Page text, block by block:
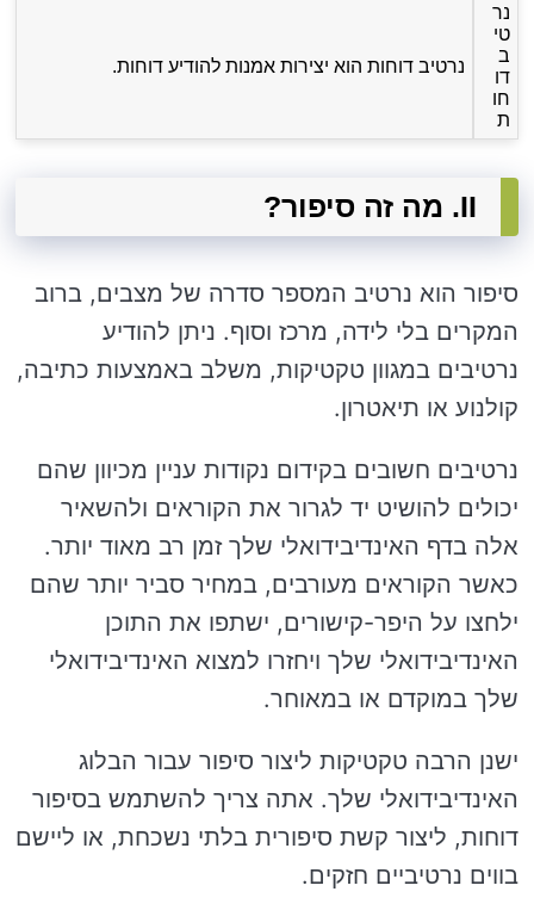
נר
טי
ב
דו
חו
ת
נרטיב דוחות הוא יצירות אמנות להודיע דוחות.
II. מה זה סיפור?
סיפור הוא נרטיב המספר סדרה של מצבים, ברוב
המקרים בלי לידה, מרכז וסוף. ניתן להודיע
נרטיבים במגוון טקטיקות, משלב באמצעות כתיבה,
קולנוע או תיאטרון.
נרטיבים חשובים בקידום נקודות עניין מכיוון שהם
יכולים להושיט יד לגרור את הקוראים ולהשאיר
אלה בדף האינדיבידואלי שלך זמן רב מאוד יותר.
כאשר הקוראים מעורבים, במחיר סביר יותר שהם
ילחצו על היפר-קישורים, ישתפו את התוכן
האינדיבידואלי שלך ויחזרו למצוא האינדיבידואלי
שלך במוקדם או במאוחר.
ישנן הרבה טקטיקות ליצור סיפור עבור הבלוג
האינדיבידואלי שלך. אתה צריך להשתמש בסיפור
דוחות, ליצור קשת סיפורית בלתי נשכחת, או ליישם
בווים נרטיביים חזקים.